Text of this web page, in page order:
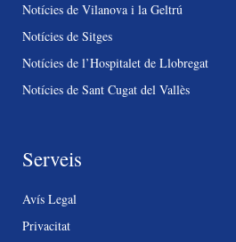
Notícies de Vilanova i la Geltrú
Notícies de Sitges
Notícies de l’Hospitalet de Llobregat
Notícies de Sant Cugat del Vallès
Serveis
Avís Legal
Privacitat